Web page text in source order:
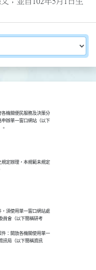
各機關便民服務及決策分
申辦單一窗口網站（以下
規定辦理，本規範未規定
，須使用單一窗口網站處
委員會（以下簡稱研考
件：開放各機關使用單一
資訊局（以下簡稱資訊